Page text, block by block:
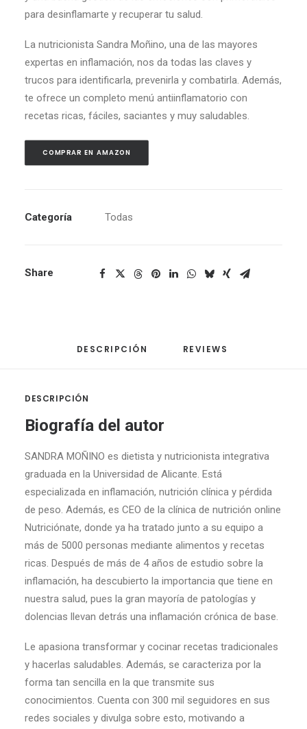
para desinflamarte y recuperar tu salud.
La nutricionista Sandra Moñino, una de las mayores
expertas en inflamación, nos da todas las claves y
trucos para identificarla, prevenirla y combatirla. Además,
te ofrece un completo menú antiinflamatorio con
recetas ricas, fáciles, saciantes y muy saludables.
COMPRAR EN AMAZON
Categoría Todas
Share
DESCRIPCIÓN REVIEWS
DESCRIPCIÓN
Biografía del autor
SANDRA MOÑINO es dietista y nutricionista integrativa
graduada en la Universidad de Alicante. Está
especializada en inflamación, nutrición clínica y pérdida
de peso. Además, es CEO de la clínica de nutrición online
Nutriciónate, donde ya ha tratado junto a su equipo a
más de 5000 personas mediante alimentos y recetas
ricas. Después de más de 4 años de estudio sobre la
inflamación, ha descubierto la importancia que tiene en
nuestra salud, pues la gran mayoría de patologías y
dolencias llevan detrás una inflamación crónica de base.
Le apasiona transformar y cocinar recetas tradicionales
y hacerlas saludables. Además, se caracteriza por la
forma tan sencilla en la que transmite sus
conocimientos. Cuenta con 300 mil seguidores en sus
redes sociales y divulga sobre esto, motivando a